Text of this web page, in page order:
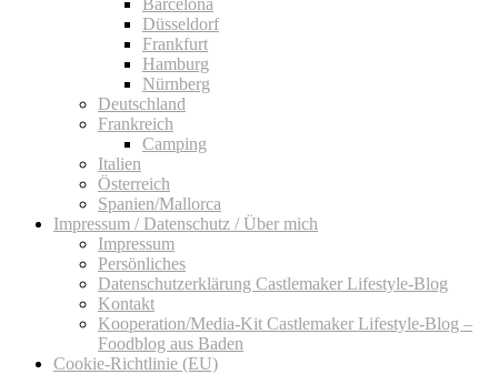
Düsseldorf
Frankfurt
Hamburg
Nürnberg
Deutschland
Frankreich
Camping
Italien
Österreich
Spanien/Mallorca
Impressum / Datenschutz / Über mich
Impressum
Persönliches
Datenschutzerklärung Castlemaker Lifestyle-Blog
Kontakt
Kooperation/Media-Kit Castlemaker Lifestyle-Blog –
Foodblog aus Baden
Cookie-Richtlinie (EU)